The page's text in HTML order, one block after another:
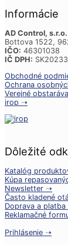
Informácie
AD Control, s.r.o.
Bottova 1522,
IČO: 46301038
IČ DPH:
Obchodné
Ochrana
Verejné
irop ➝
Dôležité
Katalóg
Kúpa
Newsletter ➝
Často kladené
Doprava a
Reklamačné
Prihlásenie ➝